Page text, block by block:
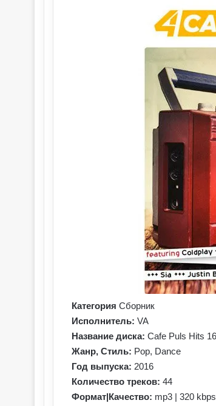
Категория Сборник
Исполнитель: VA
Название диска: Cafe Puls Hits
Жанр, Стиль: Pop, Dance
Год выпуска: 2016
Количество треков: 44
Формат|Качество: mp3 | 320 kbps